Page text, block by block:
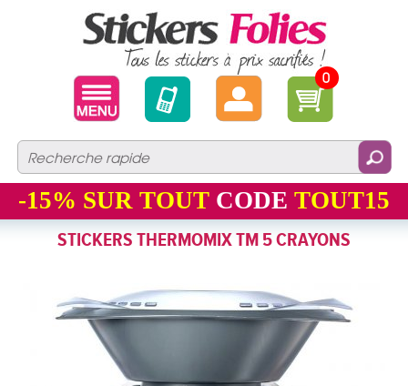
0
-15% SUR TOUT CODE TOUT15
STICKERS THERMOMIX TM 5 CRAYONS